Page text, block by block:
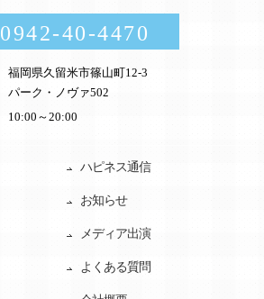
0942-40-4470
福岡県久留米市篠山町12-3
パーク・ノヴァ502
10:00～20:00
ハピネス通信
お知らせ
メディア出演
よくある質問